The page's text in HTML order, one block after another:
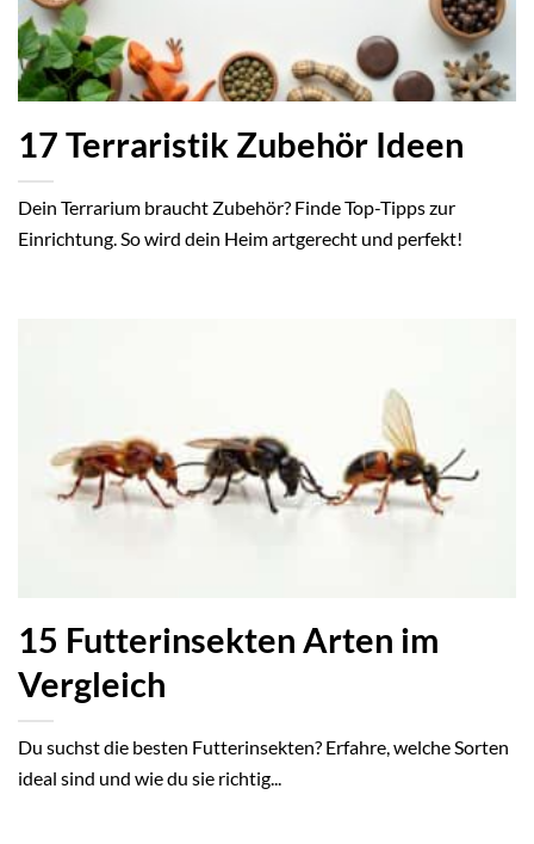
17 Terraristik Zubehör Ideen
Dein Terrarium braucht Zubehör? Finde Top-Tipps zur
Einrichtung. So wird dein Heim artgerecht und perfekt!
15 Futterinsekten Arten im
Vergleich
Du suchst die besten Futterinsekten? Erfahre, welche Sorten
ideal sind und wie du sie richtig...